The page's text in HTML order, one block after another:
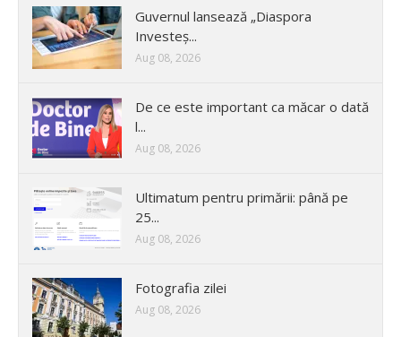
Guvernul lansează „Diaspora
Investeș...
Aug 08, 2026
De ce este important ca măcar o dată
l...
Aug 08, 2026
Ultimatum pentru primării: până pe
25...
Aug 08, 2026
Fotografia zilei
Aug 08, 2026